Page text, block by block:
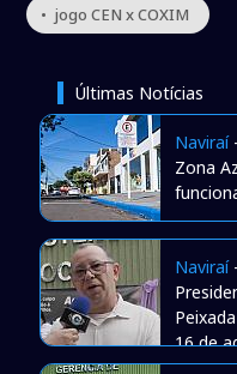
• jogo CEN x COXIM
Últimas Notícias
Naviraí-
Zona
Naviraí-
16 de